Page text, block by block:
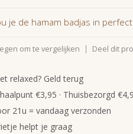
je de hamam badjas in
om te vergelijken Deel dit
relaxed? Geld terug
€3,95 · Thuisbezorgd
21u = vandaag verzonden
helpt je graag